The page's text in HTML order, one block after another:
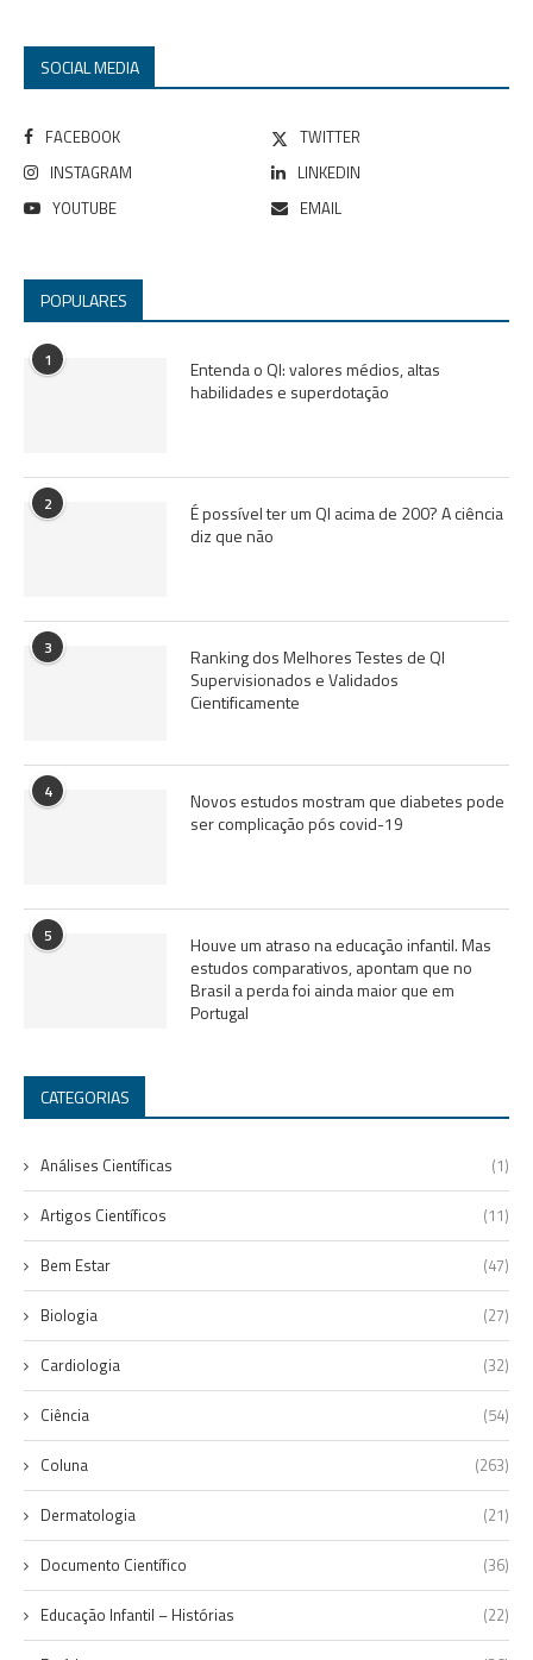
SOCIAL MEDIA
FACEBOOK
TWITTER
INSTAGRAM
LINKEDIN
YOUTUBE
EMAIL
POPULARES
1
Entenda o QI: valores médios, altas
habilidades e superdotação
2
É possível ter um QI acima de 200? A ciência
diz que não
3
Ranking dos Melhores Testes de QI
Supervisionados e Validados
Cientificamente
4
Novos estudos mostram que diabetes pode
ser complicação pós covid-19
5
Houve um atraso na educação infantil. Mas
estudos comparativos, apontam que no
Brasil a perda foi ainda maior que em
Portugal
CATEGORIAS
Análises Científicas (1)
Artigos Científicos (11)
Bem Estar (47)
Biologia (27)
Cardiologia (32)
Ciência (54)
Coluna (263)
Dermatologia (21)
Documento Científico (36)
Educação Infantil – Histórias (22)